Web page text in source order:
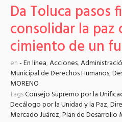
Da Toluca pasos
consolidar la paz
cimiento de un
en- En línea,Acciones,
Municipal de Derechos Humanos,
MORENO
tagsConsejo Supremo por la
Decálogo por la Unidad y la Paz,
Mercado Juárez,Plan de Desarrollo